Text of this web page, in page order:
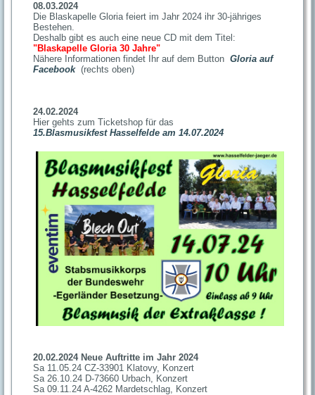
08.03.2024
Die Blaskapelle Gloria feiert im Jahr 2024 ihr 30-jähriges
Bestehen.
Deshalb gibt es auch eine neue CD mit dem Titel:
"Blaskapelle Gloria 30 Jahre"
Nähere Informationen findet Ihr auf dem ButtonGloria auf
Facebook(rechts oben)
24.02.2024
Hier gehts zum Ticketshop für das
15.Blasmusikfest Hasselfelde am 14.07.2024
20.02.2024 Neue Auftritte im Jahr 2024
Sa 11.05.24 CZ-33901 Klatovy, Konzert
Sa 26.10.24 D-73660 Urbach, Konzert
Sa 09.11.24 A-4262 Mardetschlag, Konzert